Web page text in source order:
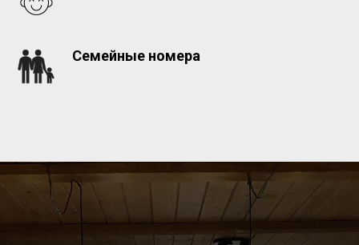
Семейные номера